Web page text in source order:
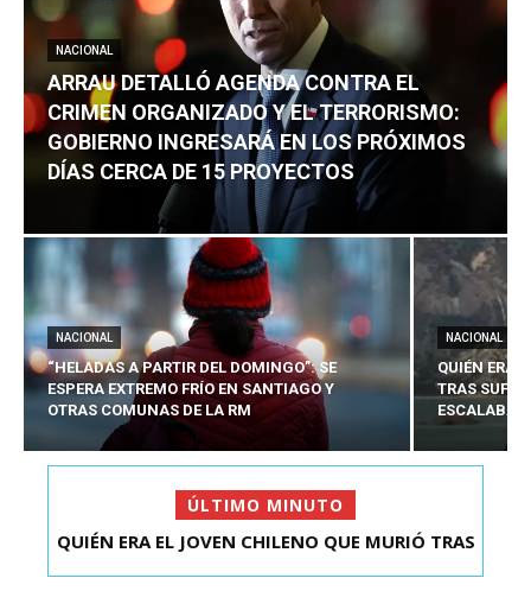
NACIONAL
ARRAU DETALLÓ AGENDA CONTRA EL
CRIMEN ORGANIZADO Y EL TERRORISMO:
GOBIERNO INGRESARÁ EN LOS PRÓXIMOS
DÍAS CERCA DE 15 PROYECTOS
NACIONAL
“HELADAS A PARTIR DEL DOMINGO”: SE
ESPERA EXTREMO FRÍO EN SANTIAGO Y
OTRAS COMUNAS DE LA RM
NACIONAL
QUIÉN ERA
TRAS
ESCALABA
ÚLTIMO MINUTO
ARRAU DETALLÓ AGENDA CONTRA EL CRIMEN
QUIÉN ERA EL JOVEN CHILENO QUE MURIÓ TRAS